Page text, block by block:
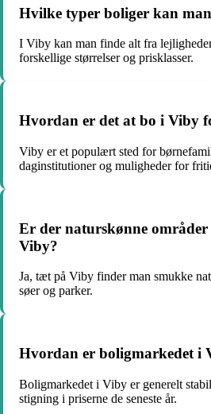
Hvilke typer boliger kan
I Viby kan man finde alt fra
forskellige størrelser og prisklasser.
Hvordan er det at bo i Viby
Viby er et populært sted for
daginstitutioner og muligheder for
Er der naturskønne
Viby?
Ja, tæt på Viby finder man smukke
søer og parker.
Hvordan er boligmarkedet i
Boligmarkedet i Viby er generelt
stigning i priserne de seneste år.